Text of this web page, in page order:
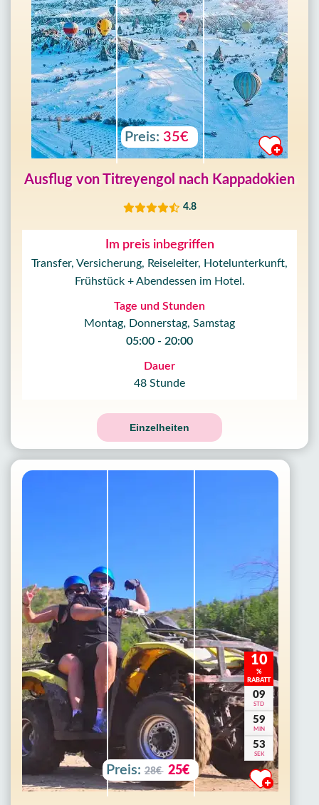
Preis: 35€
Ausflug von Titreyengol nach Kappadokien
4.8
Im preis inbegriffen
Transfer, Versicherung, Reiseleiter, Hotelunterkunft,
Frühstück + Abendessen im Hotel.
Tage und Stunden
Montag, Donnerstag, Samstag
05:00 - 20:00
Dauer
48 Stunde
Einzelheiten
10
%
RABATT
09
STD
59
MIN
50
SEK
Preis: 28€ 25€